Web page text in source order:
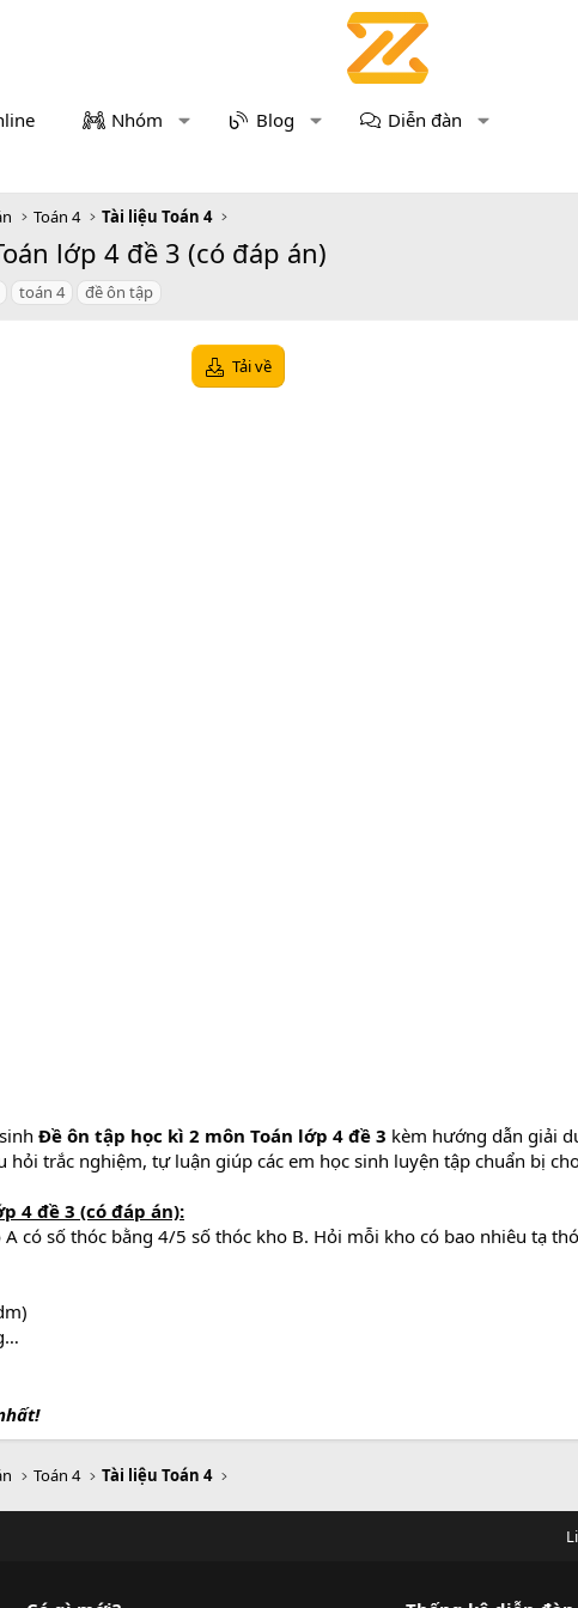
Nhóm Blog Diễn đàn
Toán 4 Tài liệu Toán 4
lớp 4 đề 3 (có đáp án)
toán 4 đề ôn tập
Tải về
Đề ôn tập học kì 2 môn Toán lớp 4 đề 3 kèm hướng dẫn giải
hỏi trắc nghiệm, tự luận giúp các em học sinh luyện tập chuẩn bị
4 đề 3 (có đáp án):
có số thóc bằng 4/5 số thóc kho B. Hỏi mỗi kho có bao nhiêu tạ
Toán 4 Tài liệu Toán 4